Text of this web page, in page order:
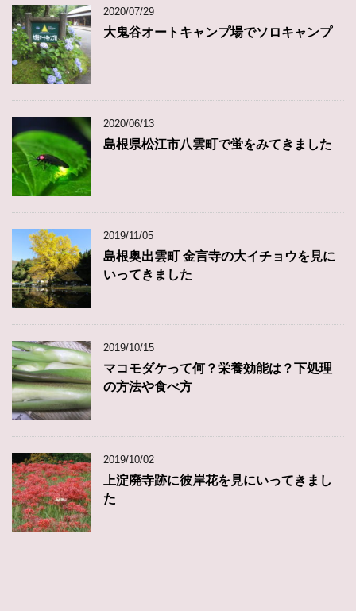
2020/07/29
大鬼谷オートキャンプ場でソロキャンプ
2020/06/13
島根県松江市八雲町で蛍をみてきました
2019/11/05
島根奥出雲町 金言寺の大イチョウを見に
いってきました
2019/10/15
マコモダケって何？栄養効能は？下処理
の方法や食べ方
2019/10/02
上淀廃寺跡に彼岸花を見にいってきまし
た